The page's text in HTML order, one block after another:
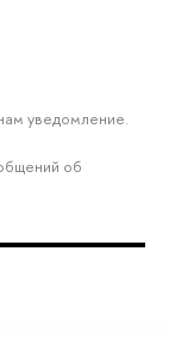
уведомление.
об